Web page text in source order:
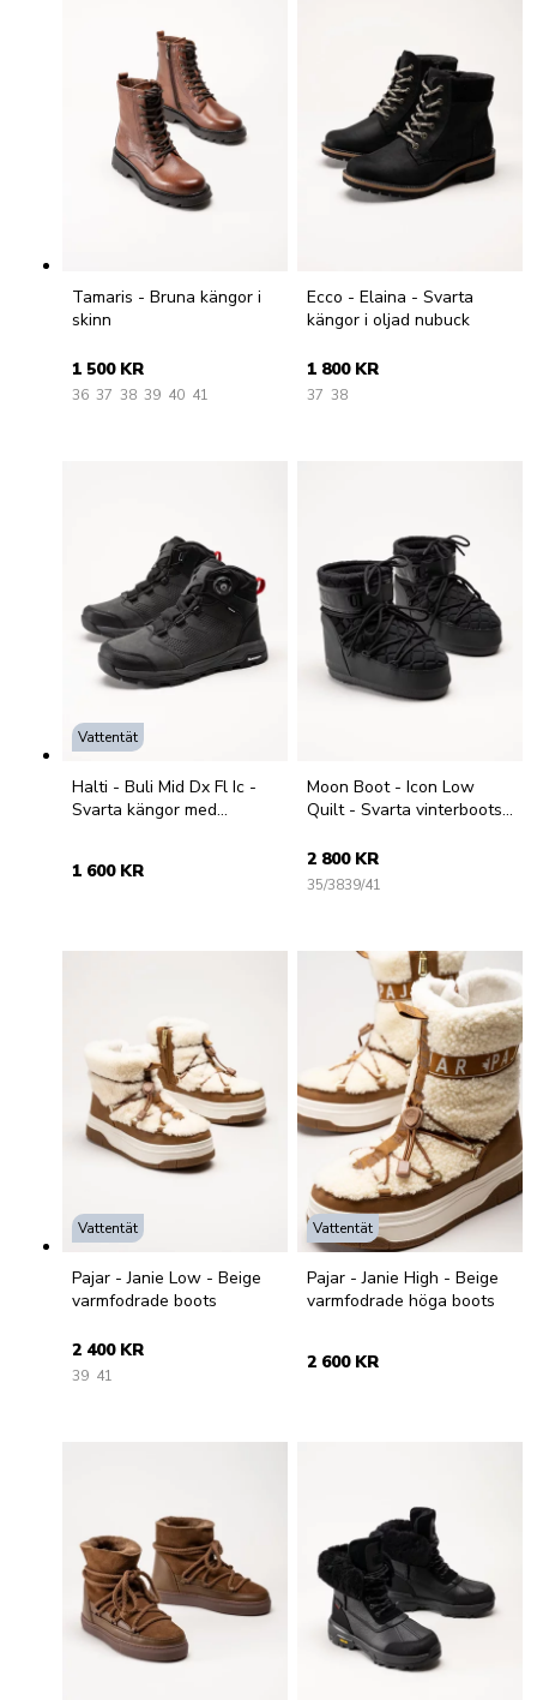
Tamaris - Bruna kängor i
skinn
1 500 KR
36 37 38 39 40 41
Ecco - Elaina - Svarta
kängor i oljad nubuck
1 800 KR
37 38
Vattentät
Halti - Buli Mid Dx Fl Ic -
Svarta kängor med
1 600 KR
Moon Boot - Icon Low
Quilt - Svarta vinterboots i
2 800 KR
35/3839/41
Vattentät
Pajar - Janie Low - Beige
varmfodrade boots
2 400 KR
39 41
Vattentät
Pajar - Janie High - Beige
varmfodrade höga boots
2 600 KR